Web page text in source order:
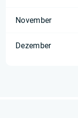
November
Dezember